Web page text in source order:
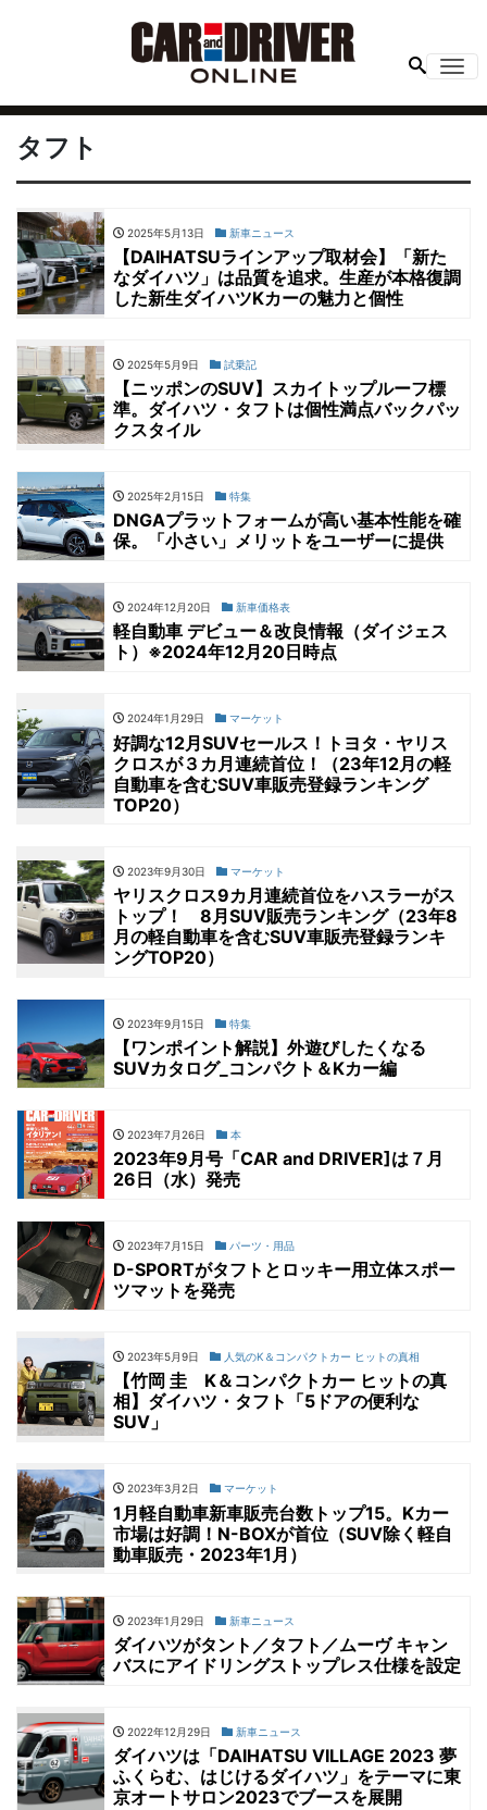
タフト
2025年5月13日 新車ニュース
【DAIHATSUラインアップ取材会】「新た
なダイハツ」は品質を追求。生産が本格復調
した新生ダイハツKカーの魅力と個性
2025年5月9日 試乗記
【ニッポンのSUV】スカイトップルーフ標
準。ダイハツ・タフトは個性満点バックパッ
クスタイル
2025年2月15日 特集
DNGAプラットフォームが高い基本性能を確
保。「小さい」メリットをユーザーに提供
2024年12月20日 新車価格表
軽自動車 デビュー＆改良情報（ダイジェス
ト）※2024年12月20日時点
2024年1月29日 マーケット
好調な12月SUVセールス！トヨタ・ヤリス
クロスが３カ月連続首位！（23年12月の軽
自動車を含むSUV車販売登録ランキング
TOP20）
2023年9月30日 マーケット
ヤリスクロス9カ月連続首位をハスラーがス
トップ！ 8月SUV販売ランキング（23年8
月の軽自動車を含むSUV車販売登録ランキ
ングTOP20）
2023年9月15日 特集
【ワンポイント解説】外遊びしたくなる
SUVカタログ_コンパクト＆Kカー編
2023年7月26日 本
2023年9月号「CAR and DRIVER]は７月
26日（水）発売
2023年7月15日 パーツ・用品
D-SPORTがタフトとロッキー用立体スポー
ツマットを発売
2023年5月9日 人気のK＆コンパクトカー ヒットの真相
【竹岡 圭 K＆コンパクトカー ヒットの真
相】ダイハツ・タフト「5ドアの便利な
SUV」
2023年3月2日 マーケット
1月軽自動車新車販売台数トップ15。Kカー
市場は好調！N-BOXが首位（SUV除く軽自
動車販売・2023年1月）
2023年1月29日 新車ニュース
ダイハツがタント／タフト／ムーヴ キャン
バスにアイドリングストップレス仕様を設定
2022年12月29日 新車ニュース
ダイハツは「DAIHATSU VILLAGE 2023 夢
ふくらむ、はじけるダイハツ」をテーマに東
京オートサロン2023でブースを展開